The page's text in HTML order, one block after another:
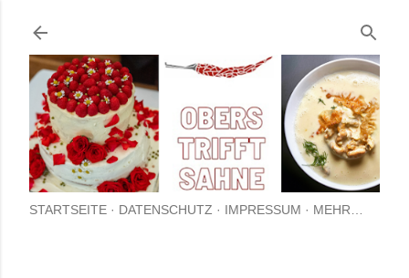
STARTSEITE DATENSCHUTZ IMPRESSUM MEHR…